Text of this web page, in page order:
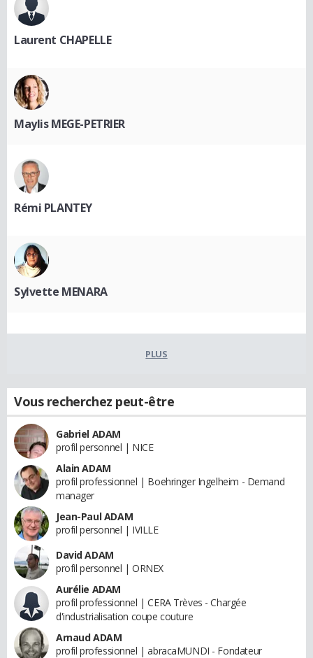
Laurent CHAPELLE
Maylis MEGE-PETRIER
Rémi PLANTEY
Sylvette MENARA
PLUS
Vous recherchez peut-être
Gabriel ADAM
profil personnel | NICE
Alain ADAM
profil professionnel | Boehringer Ingelheim - Demand
manager
Jean-Paul ADAM
profil personnel | IVILLE
David ADAM
profil personnel | ORNEX
Aurélie ADAM
profil professionnel | CERA Trèves - Chargée
d'industrialisation coupe couture
Arnaud ADAM
profil professionnel | abracaMUNDI - Fondateur